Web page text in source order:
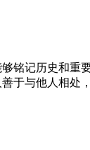
铭记历史和重
于与他人相处